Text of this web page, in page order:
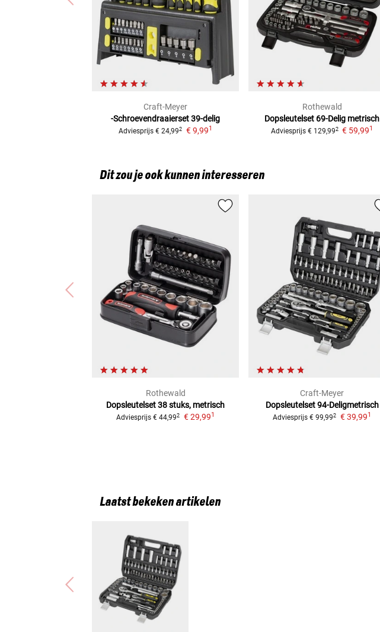
Craft-Meyer
-Schroevendraaierset39-delig
Adviesprijs € 24,992 € 9,991
Rothewald
Dopsleutelset 69-Delig metrisch
Adviesprijs € 129,992 € 59,991
Dit zou je ook kunnen interesseren
Rothewald
Dopsleutelset 38 stuks, metrisch
Adviesprijs € 44,992 € 29,991
Craft-Meyer
Dopsleutelset 94-Deligmetrisch
Adviesprijs € 99,992 € 39,991
Laatst bekeken artikelen